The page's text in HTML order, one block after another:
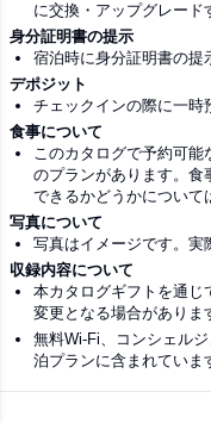
に交換・アップグレード
身分証明書の提示
宿泊時に身分証明書の提
デポジット
チェックインの際に一時
食事について
このカタログで予約可能
のプランがあります。食
できるかどうかについて
写真について
写真はイメージです。実
収録内容について
本カタログギフトを通じ
変更となる場合がありま
無料Wi-Fi、コンシェル
泊プランに含まれていま